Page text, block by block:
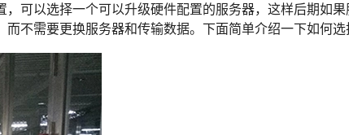
可以选择一个可以升级硬件配置的服务器，这样后期如
不需要更换服务器和传输数据。下面简单介绍一下如何选